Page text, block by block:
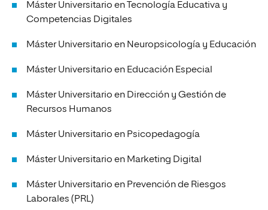
Máster Universitario en Tecnología Educativa y
Competencias Digitales
Máster Universitario en Neuropsicología y Educación
Máster Universitario en Educación Especial
Máster Universitario en Dirección y Gestión de
Recursos Humanos
Máster Universitario en Psicopedagogía
Máster Universitario en Marketing Digital
Máster Universitario en Prevención de Riesgos
Laborales (PRL)